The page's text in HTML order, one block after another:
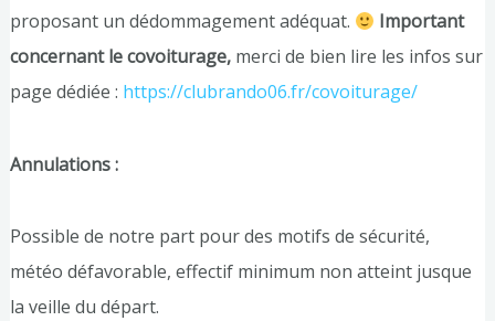
proposant un dédommagement adéquat.
Important
concernant le covoiturage,merci de bien lire les infos sur
page dédiée : https://clubrando06.fr/covoiturage/
Annulations :
Possible de notre part pour des motifs de sécurité,
météo défavorable, effectif minimum non atteint jusque
la veille du départ.